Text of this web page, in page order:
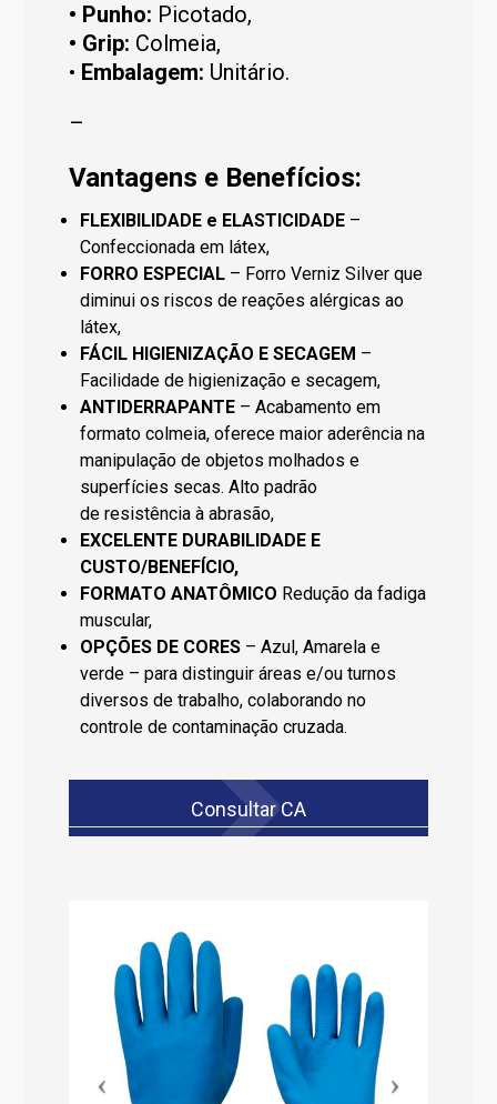
• Punho: Picotado,
• Grip: Colmeia,
• Embalagem: Unitário.
–
Vantagens e Benefícios:
FLEXIBILIDADE e ELASTICIDADE –
Confeccionada em látex,
FORRO ESPECIAL – Forro Verniz Silver que
diminui os riscos de reações alérgicas ao
látex,
FÁCIL HIGIENIZAÇÃO E SECAGEM –
Facilidade de higienização e secagem,
ANTIDERRAPANTE – Acabamento em
formato colmeia, oferece maior aderência na
manipulação de objetos molhados e
superfícies secas. Alto padrão
de resistência à abrasão,
EXCELENTE DURABILIDADE E
CUSTO/BENEFÍCIO,
FORMATO ANATÔMICO Redução da fadiga
muscular,
OPÇÕES DE CORES – Azul, Amarela e
verde – para distinguir áreas e/ou turnos
diversos de trabalho, colaborando no
controle de contaminação cruzada.
Consultar CA